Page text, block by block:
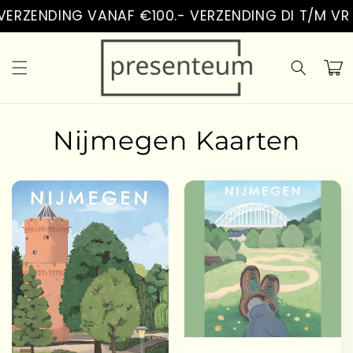
contenuti
VANAF €100.- VERZENDING DI T/M VR
Nijmegen Kaarten